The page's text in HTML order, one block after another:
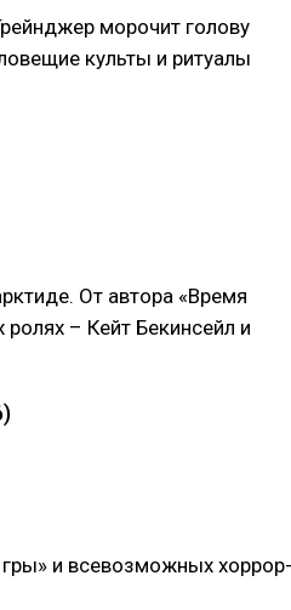
морочит голову
культы и ритуалы
От автора «Время
ролях – Кейт Бекинсейл и
и всевозможных хоррор-